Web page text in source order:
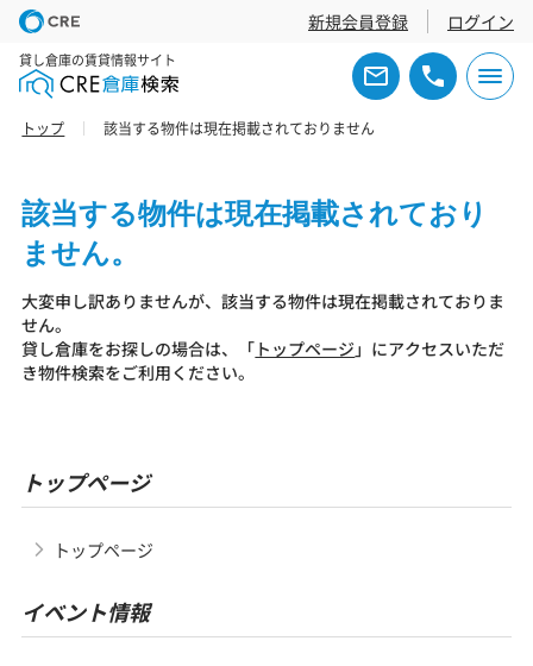
新規会員登録 ログイン
貸し倉庫の賃貸情報サイト
トップ 該当する物件は現在掲載されておりません
該当する物件は現在掲載されており
ません。
大変申し訳ありませんが、該当する物件は現在掲載されておりま
せん。
貸し倉庫をお探しの場合は、「 トップページ 」にアクセスいただ
き物件検索をご利用ください。
トップページ
トップページ
イベント情報